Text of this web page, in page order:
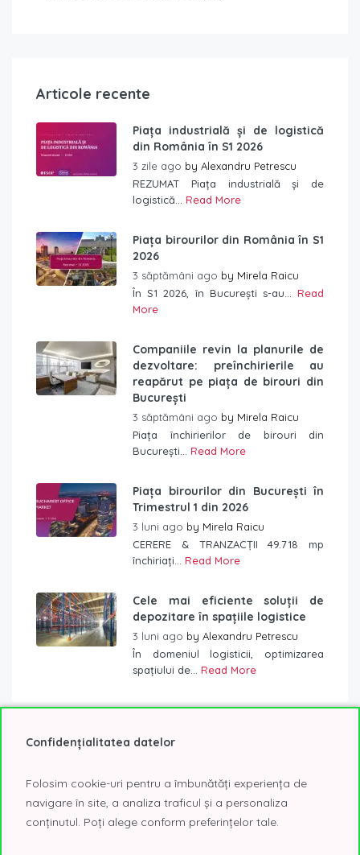
Articole recente
Piața industrială și de logistică
din România în S1 2026
3 zile ago by Alexandru Petrescu
REZUMAT Piața industrială și de
logistică... Read More
Piața birourilor din România în S1
2026
3 săptămâni ago by Mirela Raicu
În S1 2026, în București s-au... Read
More
Companiile revin la planurile de
dezvoltare: preînchirierile au
reapărut pe piața de birouri din
București
3 săptămâni ago by Mirela Raicu
Piața închirierilor de birouri din
București... Read More
Piața birourilor din București în
Trimestrul 1 din 2026
3 luni ago by Mirela Raicu
CERERE & TRANZACȚII 49.718 mp
închiriați... Read More
Cele mai eficiente soluții de
depozitare în spațiile logistice
3 luni ago by Alexandru Petrescu
În domeniul logisticii, optimizarea
spațiului de... Read More
2019 2020 2021 @Expo
AFI Tech Park
birouri
birouri Bucuresti
birouri clasa A
Confidențialitatea datelor
Folosim cookie-uri pentru a îmbunătăți experiența de
navigare în site, a analiza traficul și a personaliza
conținutul. Poți alege conform preferințelor tale.